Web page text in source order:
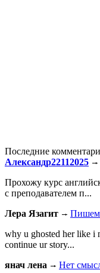
Последние
Александр22112025
Прохожу курс
с преподавателем п...
Лера Язагит
Пишем
why u ghosted her like i
continue ur story...
янач лена
Нет